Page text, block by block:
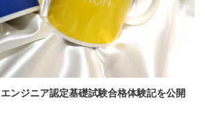
ンジニア認定基礎試験合格体験記を公開